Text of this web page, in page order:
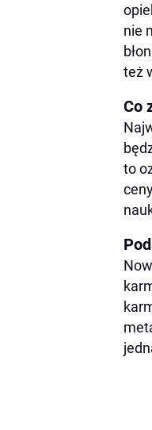
nie
też
Co
to